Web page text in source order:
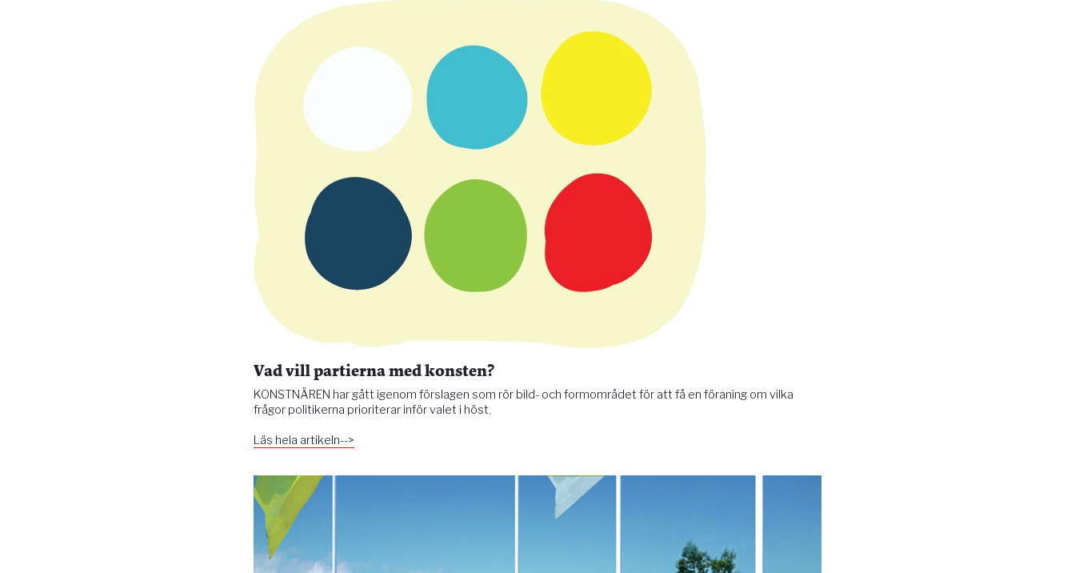
Vad vill partierna med konsten?
KONSTNÄREN har gått igenom förslagen som rör bild- och formområdet för att få en föraning om vilka
frågor politikerna prioriterar inför valet i höst.
Läs hela artikeln-->